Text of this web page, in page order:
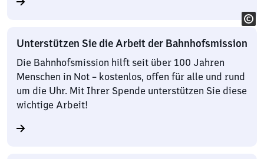
Unterstützen Sie die Arbeit der Bahnhofsmission
Die Bahnhofsmission hilft seit über 100 Jahren
Menschen in Not – kostenlos, offen für alle und rund
um die Uhr. Mit Ihrer Spende unterstützen Sie diese
wichtige Arbeit!